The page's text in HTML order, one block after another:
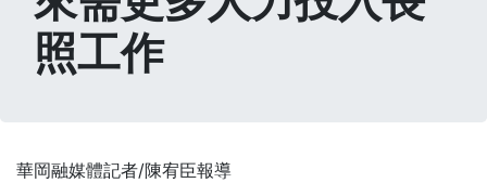
照工作
華岡融媒體記者/陳宥臣報導